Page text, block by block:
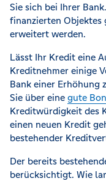
Sie sich bei Ihrer
finanzierten
erweitert werden.
Lässt Ihr Kredit eine
Kreditnehmer einige
Bank einer Erhöhung
Sie über eine gute
Kreditwürdigkeit des
einen neuen Kredit
bestehender
Der bereits
berücksichtigt. Wie